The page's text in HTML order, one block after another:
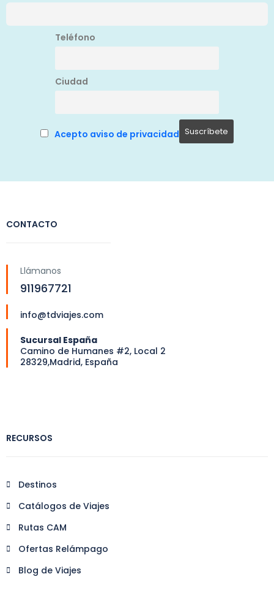
Teléfono
Ciudad
Acepto aviso de privacidad
CONTACTO
Llámanos
911967721
info@tdviajes.com
Sucursal España
Camino de Humanes #2, Local 2
28329,Madrid, España
RECURSOS
Destinos
Catálogos de Viajes
Rutas CAM
Ofertas Relámpago
Blog de Viajes